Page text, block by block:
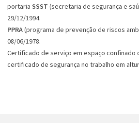
portaria SSST (secretaria de segurança e
29/12/1994.
PPRA(programa de prevenção de riscos
08/06/1978.
Certificado de serviço em espaço confinado
certificado de segurança no trabalho em